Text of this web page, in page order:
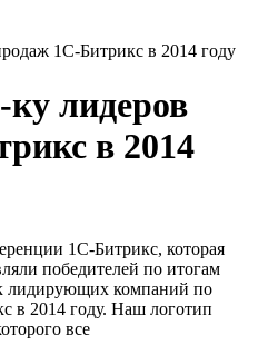
1С-Битрикс в 2014 году
лидеров
в 2014
1С-Битрикс, которая
победителей по итогам
лидирующих компаний по
в 2014 году. Наш логотип
все